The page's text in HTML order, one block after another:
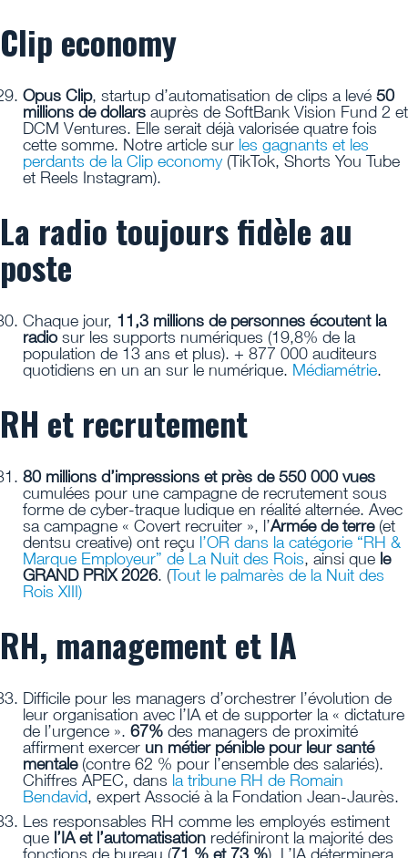
Clip economy
Opus Clip, startup d’automatisation de clips a levé 50
millions de dollars auprès de SoftBank Vision Fund 2 et
DCM Ventures. Elle serait déjà valorisée quatre fois
cette somme. Notre article sur les gagnants et les
perdants de la Clip economy(TikTok, Shorts You Tube
et Reels Instagram).
La radio toujours fidèle au
poste
Chaque jour, 11,3 millions de personnes écoutent la
radiosur les supports numériques (19,8% de la
population de 13 ans et plus). + 877 000 auditeurs
quotidiens en un an sur le numérique. Médiamétrie.
RH et recrutement
80 millions d’impressions et près de 550 000 vues
cumulées pour une campagne de recrutement sous
forme de cyber-traque ludique en réalité alternée. Avec
sa campagne « Covert recruiter », l’Armée de terre (et
dentsu creative) ont reçu l’OR dans la catégorie “RH &
Marque Employeur” de La Nuit des Rois, ainsi que le
GRAND PRIX 2026. (Tout le palmarès de la Nuit des
Rois XIII)
RH, management et IA
Difficile pour les managers d’orchestrer l’évolution de
leur organisation avec l’IA et de supporter la « dictature
de l’urgence ». 67% des managers de proximité
affirment exercer un métier pénible pour leur santé
mentale(contre 62 % pour l’ensemble des salariés).
Chiffres APEC, dans la tribune RH de Romain
Bendavid, expert Associé à la Fondation Jean-Jaurès.
Les responsables RH comme les employés estiment
que l’IA et l’automatisation redéfiniront la majorité des
fonctions de bureau (71 % et 73 %). L’IA déterminera